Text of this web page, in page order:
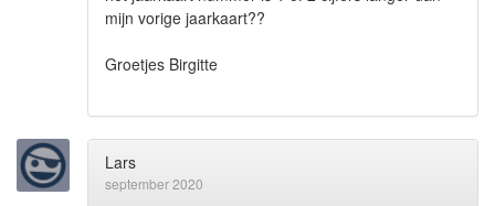
mijn vorige jaarkaart??
Groetjes Birgitte
Lars
september 2020